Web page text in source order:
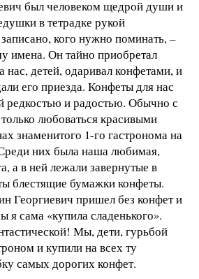
был человеком щедрой души и
в тетрадке рукой
кого нужно поминать, –
имена. Он тайно приобретал
нас, детей, одаривал конфетами, и
его приезда. Конфеты для нас
редкостью и радостью. Обычно с
любоваться красивыми
знаменитого 1-го гастронома на
них была наша любимая,
а в ней лежали завернутые в
блестящие бумажки конфеты.
Георгиевич пришел без конфет и
я сама «купила сладенького».
Мы, дети, гурьбой
и купили на всех ту
самых дорогих конфет.